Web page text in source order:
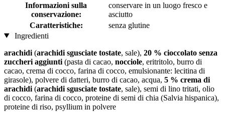
Informazioni sulla
conservazione:
conservare in un luogo fresco e
asciutto
Caratteristiche:
senza glutine
Ingredienti
arachidi (arachidi sgusciate tostate, sale), 20 % cioccolato senza
zuccheri aggiunti (pasta di cacao, nocciole, eritritolo, burro di
cacao, crema di cocco, farina di cocco, emulsionante: lecitina di
girasole), polvere di datteri, burro di cacao, acqua, 5 % crema di
arachidi (arachidi sgusciate tostate, sale), semi di lino tritati, olio
di cocco, farina di cocco, proteine di semi di chia (Salvia hispanica),
proteine ​​di riso, psyllium in polvere